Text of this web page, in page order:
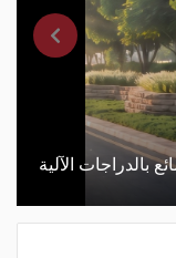
بالدراجات الآلية